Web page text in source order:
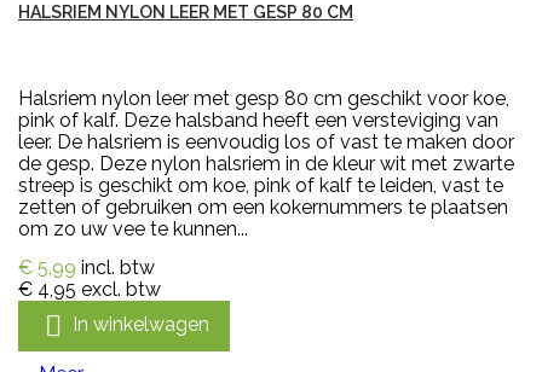
HALSRIEM NYLON LEER MET GESP 80 CM
Halsriem nylon leer met gesp 80 cm geschikt voor koe,
pink of kalf. Deze halsband heeft een versteviging van
leer. De halsriem is eenvoudig los of vast te maken door
de gesp. Deze nylon halsriem in de kleur wit met zwarte
streep is geschikt om koe, pink of kalf te leiden, vast te
zetten of gebruiken om een kokernummers te plaatsen
om zo uw vee te kunnen...
€ 5,99 incl. btw
€ 4,95 excl. btw
 In winkelwagen